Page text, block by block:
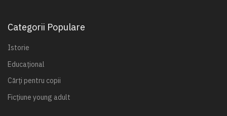
Categorii Populare
Istorie
Educațional
Cărți pentru copii
Ficțiune young adult